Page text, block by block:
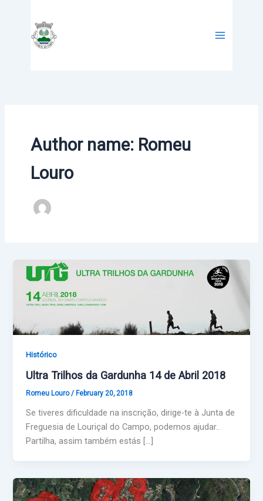
Author name: Romeu
Louro
Histórico
Ultra Trilhos da Gardunha 14 de Abril 2018
Romeu Louro/ February 20, 2018
Se tiveres dificuldade na inscrição, dirige-te à Junta de
Freguesia de Louriçal do Campo, podemos ajudar..
Partilha, assim também estás […]